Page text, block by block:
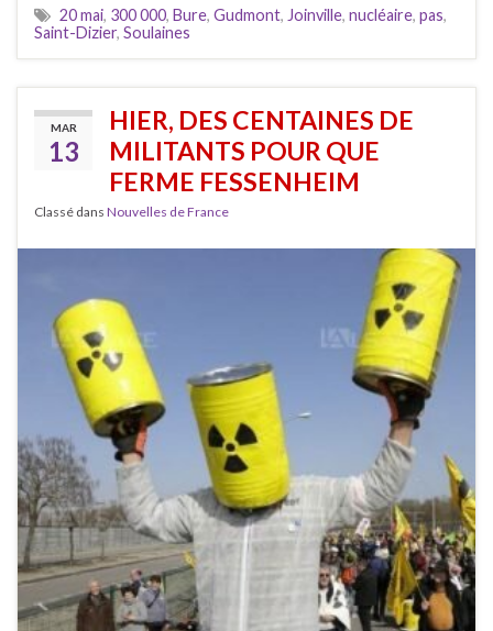
20 mai, 300 000, Bure, Gudmont, Joinville, nucléaire, pas,
Saint-Dizier, Soulaines
MAR
13
HIER, DES CENTAINES DE
MILITANTS POUR QUE
FERME FESSENHEIM
Classé dans Nouvelles de France